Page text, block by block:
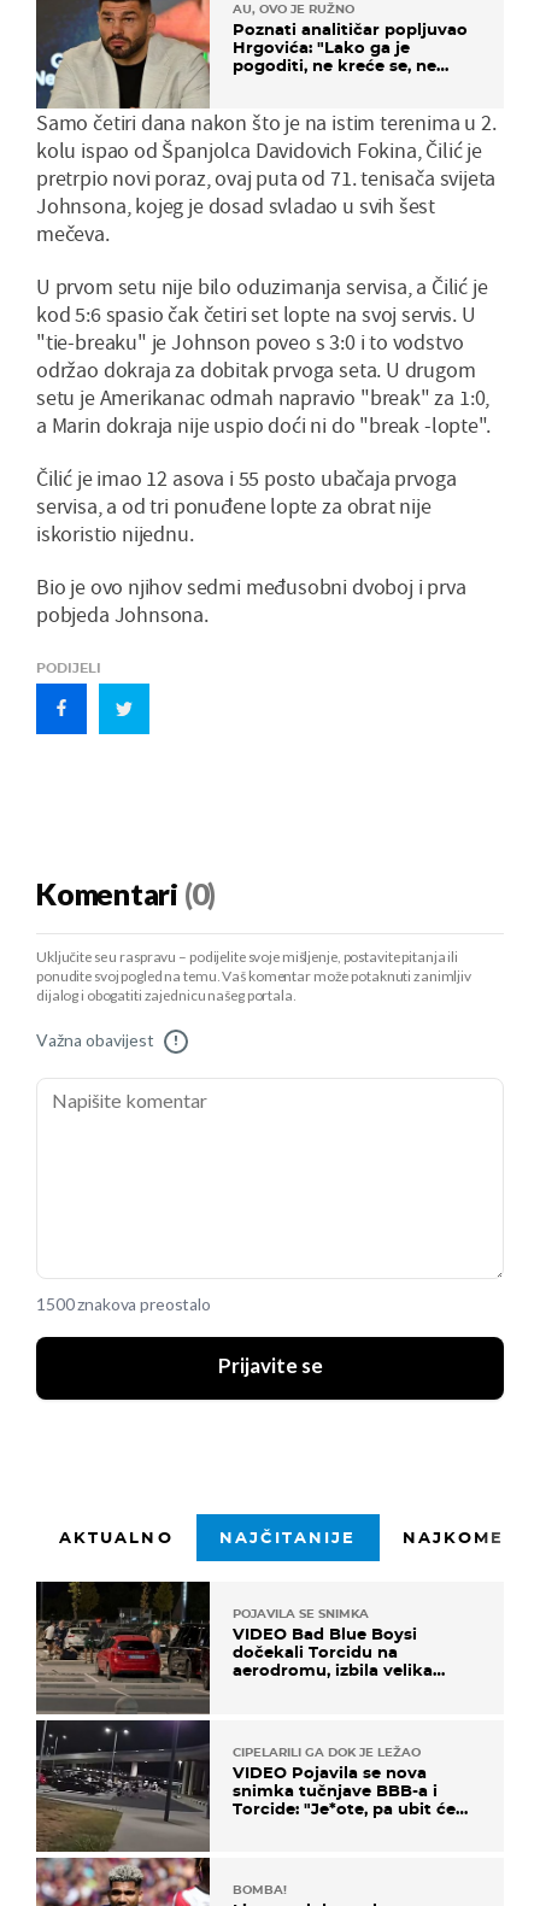
AU, OVO JE RUŽNO
Poznati analitičar popljuvao
Hrgovića: "Lako ga je
pogoditi, ne kreće se, ne
Samo četiri dana nakon što je na istim terenima u 2.
kolu ispao od Španjolca Davidovich Fokina, Čilić je
pretrpio novi poraz, ovaj puta od 71. tenisača svijeta
Johnsona, kojeg je dosad svladao u svih šest
mečeva.
U prvom setu nije bilo oduzimanja servisa, a Čilić je
kod 5:6 spasio čak četiri set lopte na svoj servis. U
"tie-breaku" je Johnson poveo s 3:0 i to vodstvo
održao dokraja za dobitak prvoga seta. U drugom
setu je Amerikanac odmah napravio "break" za 1:0,
a Marin dokraja nije uspio doći ni do "break -lopte".
Čilić je imao 12 asova i 55 posto ubačaja prvoga
servisa, a od tri ponuđene lopte za obrat nije
iskoristio nijednu.
Bio je ovo njihov sedmi međusobni dvoboj i prva
pobjeda Johnsona.
PODIJELI
Komentari (0)
Uključite se u raspravu – podijelite svoje mišljenje, postavite pitanja ili
ponudite svoj pogled na temu. Vaš komentar može potaknuti zanimljiv
dijalog i obogatiti zajednicu našeg portala.
Važna obavijest !
1500 znakova preostalo
Prijavite se
AKTUALNO NAJČITANIJE
POJAVILA SE SNIMKA
VIDEO Bad Blue Boysi
dočekali Torcidu na
aerodromu, izbila velika
CIPELARILI GA DOK JE LEŽAO
VIDEO Pojavila se nova
snimka tučnjave BBB-a i
Torcide: "Je*ote, pa ubit će
BOMBA!